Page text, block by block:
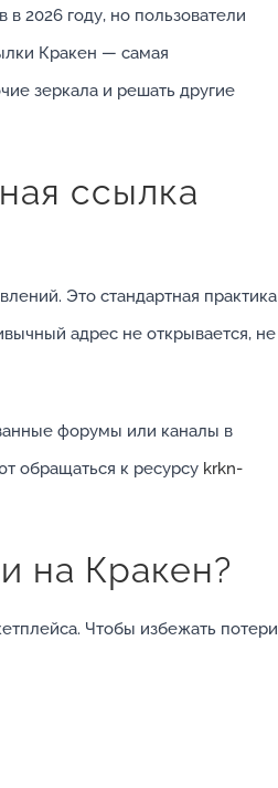
2026 году, но пользователи
Кракен — самая
зеркала и решать другие
ссылка
Это стандартная практика
адрес не открывается, не
форумы или каналы в
обращаться к ресурсу krkn-
на Кракен?
Чтобы избежать потери